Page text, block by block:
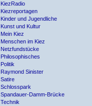
KiezRadio
Kiezreportagen
Kinder und Jugendliche
Kunst und Kultur
Mein Kiez
Menschen im Kiez
Netzfundstücke
Philosophisches
Politik
Raymond Sinister
Satire
Schlosspark
Spandauer-Damm-Brücke
Technik